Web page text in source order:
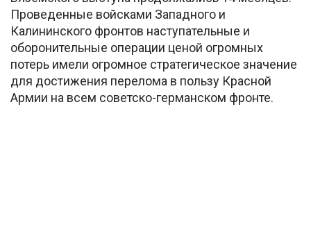
Проведенные войсками Западного и
Калининского фронтов наступательные и
оборонительные операции ценой огромных
потерь имели огромное стратегическое значение
для достижения перелома в пользу Красной
Армии на всем советско-германском фронте.